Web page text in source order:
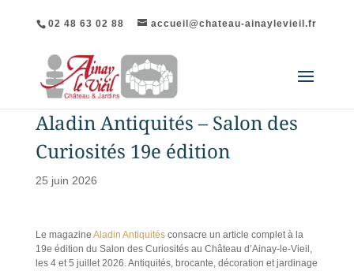
02 48 63 02 88 accueil@chateau-ainaylevieil.fr
Aladin Antiquités – Salon des
Curiosités 19e édition
25 juin 2026
Le magazine Aladin Antiquitésconsacre un article complet à la
19e édition du Salon des Curiosités au Château d’Ainay-le-Vieil,
les 4 et 5 juillet 2026. Antiquités, brocante, décoration et jardinage